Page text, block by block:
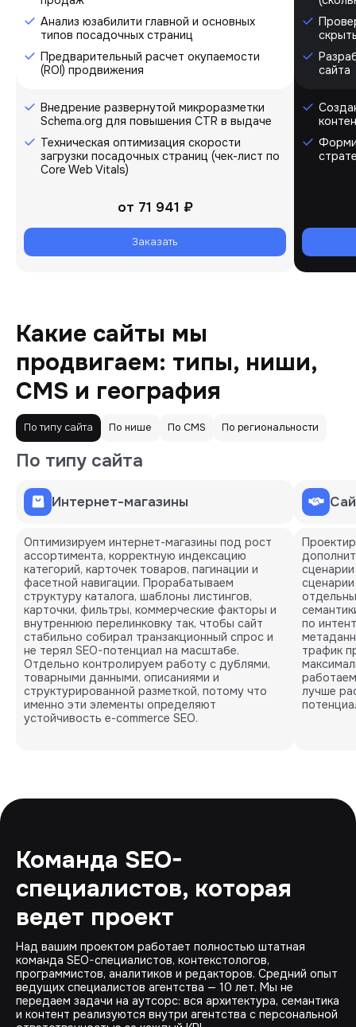
Анализ юзабилити главной и основных
типов посадочных страниц
Предварительный расчет окупаемости
(ROI) продвижения
Внедрение развернутой микроразметки
Schema.org для повышения CTR в выдаче
Техническая оптимизация скорости
загрузки посадочных страниц (чек-лист по
Core Web Vitals)
от 71 941 ₽
Заказать
сайта
Какие сайты мы
продвигаем: типы, ниши,
CMS и география
По типу сайта По нише По СMS По региональности
По типу сайта
Интернет-магазины
Оптимизируем интернет-магазины под рост
ассортимента, корректную индексацию
категорий, карточек товаров, пагинации и
фасетной навигации. Прорабатываем
структуру каталога, шаблоны листингов,
карточки, фильтры, коммерческие факторы и
внутреннюю перелинковку так, чтобы сайт
стабильно собирал транзакционный спрос и
не терял SEO-потенциал на масштабе.
Отдельно контролируем работу с дублями,
товарными данными, описаниями и
структурированной разметкой, потому что
именно эти элементы определяют
устойчивость e-commerce SEO.
по
трафик
лучше
Команда SEO-
специалистов, которая
ведет проект
Над вашим проектом работает полностью штатная
команда SEO-специалистов, контекстологов,
программистов, аналитиков и редакторов. Средний опыт
ведущих специалистов агентства — 10 лет. Мы не
передаем задачи на аутсорс: вся архитектура, семантика
и контент реализуются внутри агентства с персональной